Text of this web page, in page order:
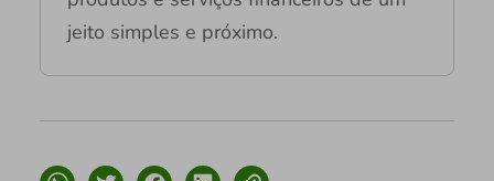
jeito simples e próximo.